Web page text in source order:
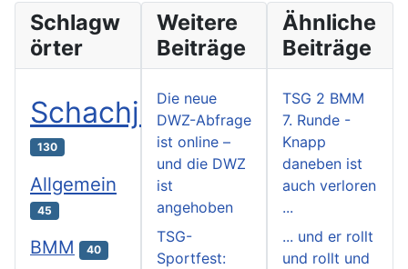
Schlagw
örter
Schachjugend
130
Allgemein
45
BMM 40
Weitere
Beiträge
Die neue
DWZ-Abfrage
ist online –
und die DWZ
ist
angehoben
TSG-
Sportfest:
Ähnliche
Beiträge
TSG 2 BMM
7. Runde -
Knapp
daneben ist
auch verloren
...
... und er rollt
und rollt und